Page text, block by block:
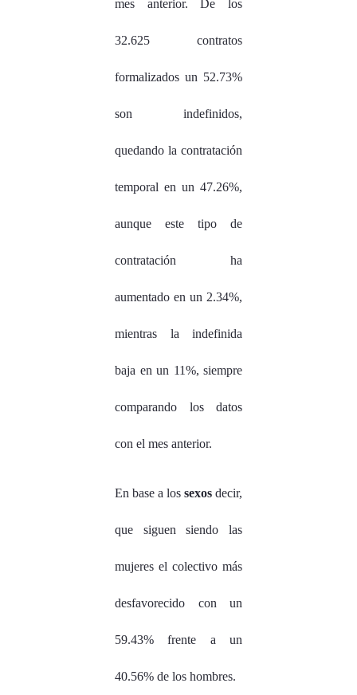
mes anterior. De los
32.625 contratos
formalizados un 52.73%
son indefinidos,
quedando la contratación
temporal en un 47.26%,
aunque este tipo de
contratación ha
aumentado en un 2.34%,
mientras la indefinida
baja en un 11%, siempre
comparando los datos
con el mes anterior.
En base a los sexos decir,
que siguen siendo las
mujeres el colectivo más
desfavorecido con un
59.43% frente a un
40.56% de los hombres.